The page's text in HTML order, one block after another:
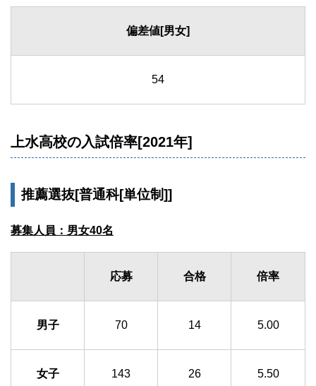
偏差値[男女]
54
上水高校の入試倍率[2021年]
推薦選抜[普通科[単位制]]
募集人員：男女40名
応募 合格 倍率
男子 70 14 5.00
女子 143 26 5.50